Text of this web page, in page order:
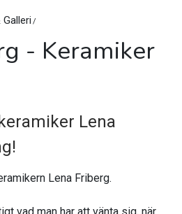
- Keramiker
Lena
Lena Friberg.